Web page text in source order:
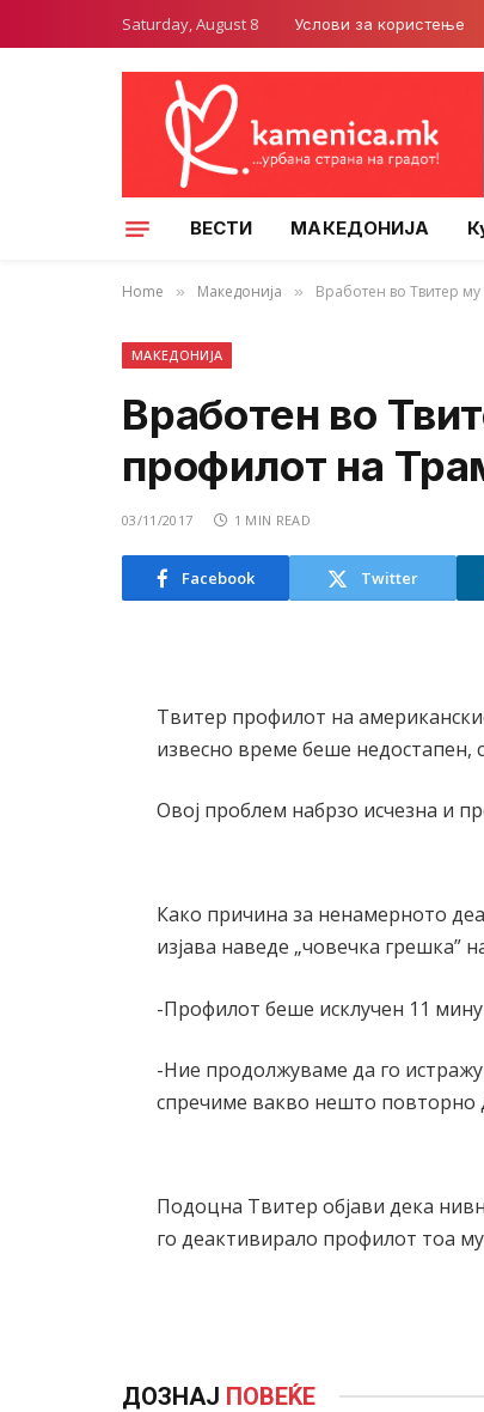
Saturday, August 8 Услови за користење
ВЕСТИ МАКЕДОНИЈА
Home » Македонија » Вработен во Твитер
МАКЕДОНИЈА
Вработен во
профилот на
03/11/2017 1 MIN READ
Facebook Twitter
Твитер профилот на
извесно време беше недостапен,
Овој проблем набрзо исчезна и
Како причина за ненамерното
изјава наведе „човечка грешка”
-Профилот беше исклучен 11
-Ние продолжуваме да го
спречиме вакво нешто повторно
Подоцна Твитер објави дека
го деактивирало профилот тоа
ДОЗНАЈ ПОВЕЌЕ